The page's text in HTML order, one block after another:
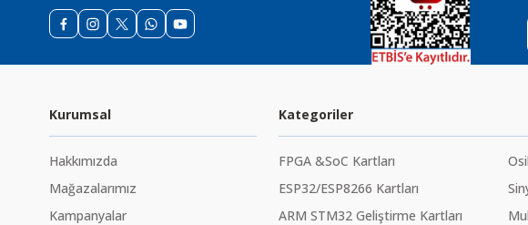
Kurumsal
Hakkımızda
Mağazalarımız
Kampanyalar
Kategoriler
FPGA &SoC Kartları
ESP32/ESP8266 Kartları
ARM STM32 Geliştirme Kartları